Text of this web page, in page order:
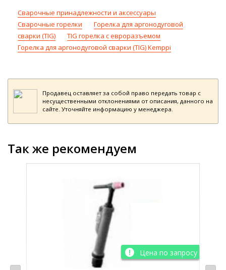
Сварочные принадлежности и аксессуары
Сварочные горелки
Горелка для аргонодуговой
сварки (TIG)
TIG горелка с евроразъемом
Горелка для аргонодуговой сварки (TIG) Kemppi
Продавец оставляет за собой право передать товар с
несущественными отклонениями от описания, данного на
сайте. Уточняйте информацию у менеджера.
Так же рекомендуем
Цена по запросу